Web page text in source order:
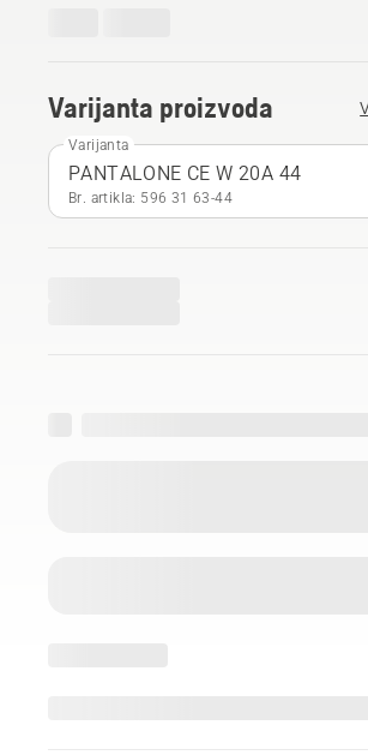
Varijanta proizvoda
Varijanta
PANTALONE CE W 20A 44
Br. artikla: 596 31 63‑44